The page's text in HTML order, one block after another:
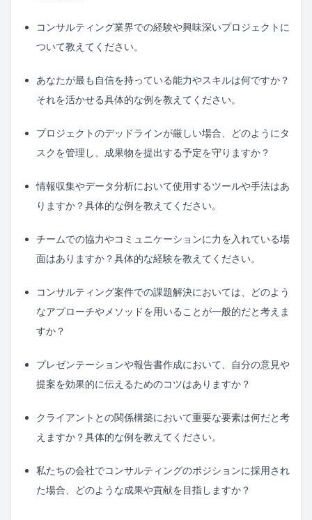
コンサルティング業界での経験や興味深いプロジェクトに
ついて教えてください。
あなたが最も自信を持っている能力やスキルは何ですか？
それを活かせる具体的な例を教えてください。
プロジェクトのデッドラインが厳しい場合、どのようにタ
スクを管理し、成果物を提出する予定を守りますか？
情報収集やデータ分析において使用するツールや手法はあ
りますか？具体的な例を教えてください。
チームでの協力やコミュニケーションに力を入れている場
面はありますか？具体的な経験を教えてください。
コンサルティング案件での課題解決においては、どのよう
なアプローチやメソッドを用いることが一般的だと考えま
すか？
プレゼンテーションや報告書作成において、自分の意見や
提案を効果的に伝えるためのコツはありますか？
クライアントとの関係構築において重要な要素は何だと考
えますか？具体的な例を教えてください。
私たちの会社でコンサルティングのポジションに採用され
た場合、どのような成果や貢献を目指しますか？